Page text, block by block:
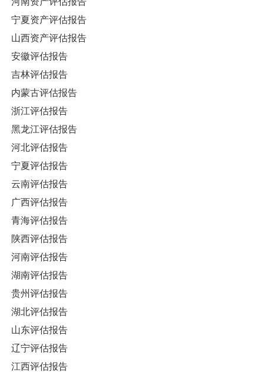
宁夏资产评估报告
山西资产评估报告
安徽评估报告
吉林评估报告
内蒙古评估报告
浙江评估报告
黑龙江评估报告
河北评估报告
宁夏评估报告
云南评估报告
广西评估报告
青海评估报告
陕西评估报告
河南评估报告
湖南评估报告
贵州评估报告
湖北评估报告
山东评估报告
辽宁评估报告
江西评估报告